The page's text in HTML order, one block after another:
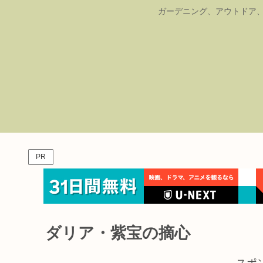
ガーデニング、アウトドア
PR
ダリア・紫宝の摘心